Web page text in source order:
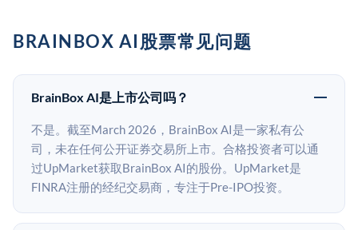
BRAINBOX AI股票常见问题
BrainBox AI是上市公司吗？
不是。截至March 2026，BrainBox AI是一家私有公
司，未在任何公开证券交易所上市。合格投资者可以通
过UpMarket获取BrainBox AI的股份。UpMarket是
FINRA注册的经纪交易商，专注于Pre-IPO投资。